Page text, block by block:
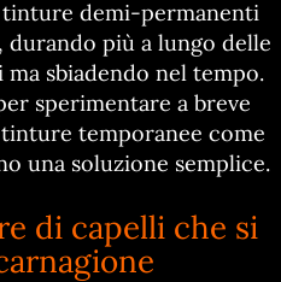
demi-permanenti
più a lungo delle
sbiadendo nel tempo.
sperimentare a breve
temporanee come
una soluzione semplice.
di capelli che si